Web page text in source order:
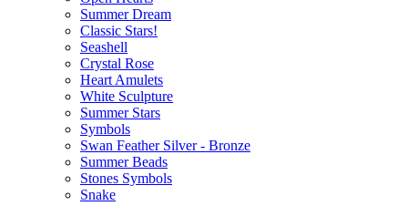
Summer Dream
Classic Stars!
Seashell
Crystal Rose
Heart Amulets
White Sculpture
Summer Stars
Symbols
Swan Feather Silver - Bronze
Summer Beads
Stones Symbols
Snake